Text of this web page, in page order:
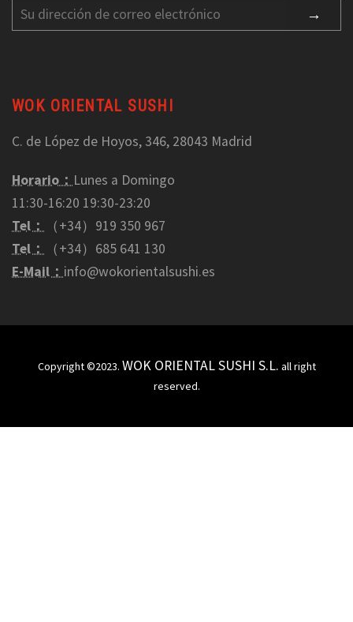
WOK ORIENTAL SUSHI
C. de López de Hoyos, 346, 28043 Madrid
Horario：Lunes a Domingo
11:30-16:20 19:30-23:20
Tel： （+34）919 350 967
Tel： （+34）685 641 130
E-Mail：info@wokorientalsushi.es
Copyright ©2023. WOK ORIENTAL SUSHI S.L. all right
reserved.